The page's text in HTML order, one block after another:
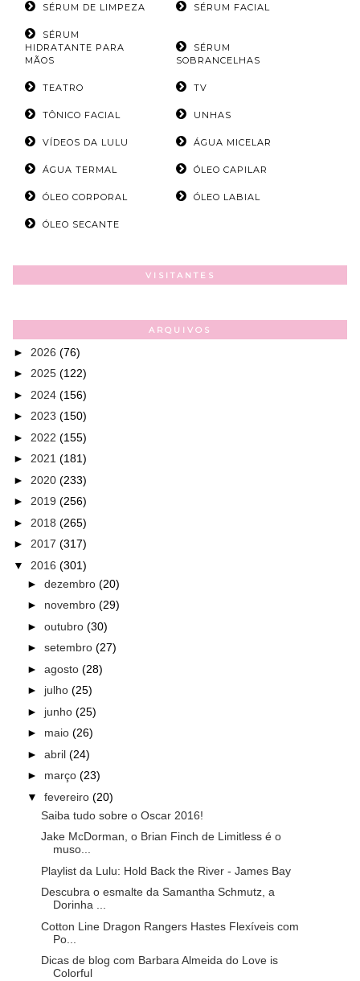
SÉRUM DE LIMPEZA SÉRUM FACIAL
SÉRUM
HIDRATANTE PARA
MÃOS
SÉRUM
SOBRANCELHAS
TEATRO TV
TÔNICO FACIAL UNHAS
VÍDEOS DA LULU ÁGUA MICELAR
ÁGUA TERMAL ÓLEO CAPILAR
ÓLEO CORPORAL ÓLEO LABIAL
ÓLEO SECANTE
VISITANTES
ARQUIVOS
► 2026 (76)
► 2025 (122)
► 2024 (156)
► 2023 (150)
► 2022 (155)
► 2021 (181)
► 2020 (233)
► 2019 (256)
► 2018 (265)
► 2017 (317)
▼ 2016 (301)
► dezembro (20)
► novembro (29)
► outubro (30)
► setembro (27)
► agosto (28)
► julho (25)
► junho (25)
► maio (26)
► abril (24)
► março (23)
▼ fevereiro (20)
Saiba tudo sobre o Oscar 2016!
Jake McDorman, o Brian Finch de Limitless é o
muso...
Playlist da Lulu: Hold Back the River - James Bay
Descubra o esmalte da Samantha Schmutz, a
Dorinha ...
Cotton Line Dragon Rangers Hastes Flexíveis com
Po...
Dicas de blog com Barbara Almeida do Love is
Colorful